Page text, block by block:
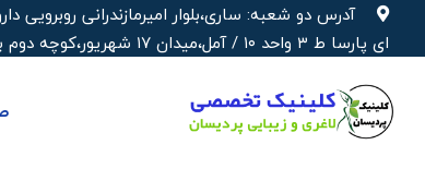
آدرس دو شعبه: ساری،بلوار امیرمازندرانی
ای پارسا ط ۳ واحد ۱۰ / آمل،میدان ۱۷ شهریور،کوچه دوم بنیادشهید،ساختمان پزشکی دکتر شهره